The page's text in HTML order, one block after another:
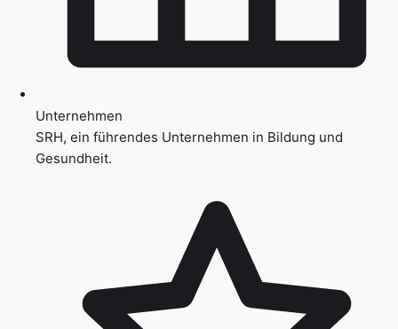
Unternehmen
SRH, ein führendes Unternehmen in Bildung und
Gesundheit.